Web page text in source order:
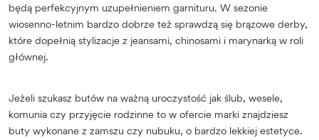
będą perfekcyjnym uzupełnieniem garnituru. W sezonie
wiosenno-letnim bardzo dobrze też sprawdzą się brązowe derby,
które dopełnią stylizacje z jeansami, chinosami i marynarką w roli
głównej.
Jeżeli szukasz butów na ważną uroczystość jak ślub, wesele,
komunia czy przyjęcie rodzinne to w ofercie marki znajdziesz
buty wykonane z zamszu czy nubuku, o bardzo lekkiej estetyce.